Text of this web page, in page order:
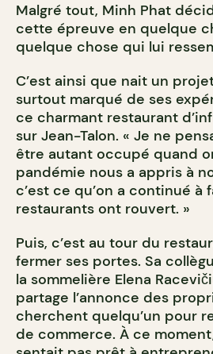
Malgré tout, Minh Phat
cette épreuve en quelque
quelque chose qui lui
C’est ainsi que nait un
surtout marqué de ses
ce charmant restaurant
sur Jean-Talon. « Je ne
être autant occupé quand
pandémie nous a appris à
c’est ce qu’on a continué à
restaurants ont rouvert. »
Puis, c’est au tour du
fermer ses portes. Sa
la sommelière Elena
partage l’annonce des
cherchent quelqu’un pour
de commerce. À ce